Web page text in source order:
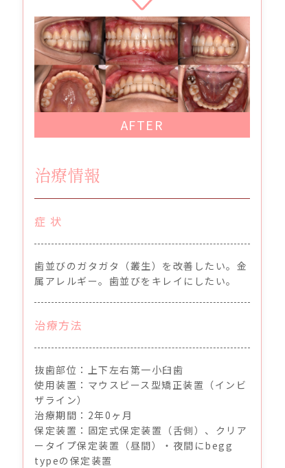
AFTER
治療情報
症 状
歯並びのガタガタ（叢生）を改善したい。金
属アレルギー。歯並びをキレイにしたい。
治療方法
抜歯部位：上下左右第一小臼歯
使用装置：マウスピース型矯正装置（インビ
ザライン）
治療期間：2年0ヶ月
保定装置：固定式保定装置（舌側）、クリア
ータイプ保定装置（昼間）・夜間にbegg
typeの保定装置